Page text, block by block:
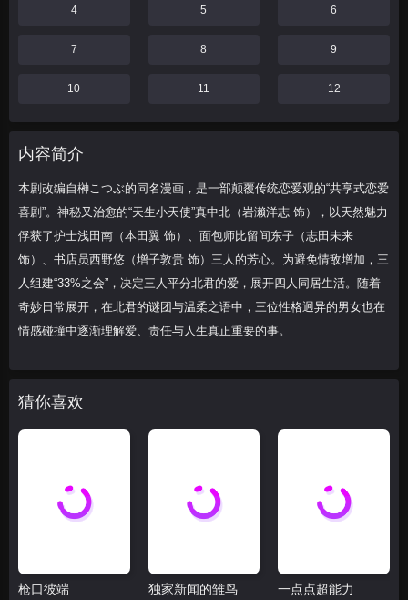
4 5 6
7 8 9
10 11 12
内容简介
本剧改编自榊こつぶ的同名漫画，是一部颠覆传统恋爱观的“共享式恋爱
喜剧”。神秘又治愈的“天生小天使”真中北（岩濑洋志 饰），以天然魅力
俘获了护士浅田南（本田翼 饰）、面包师比留间东子（志田未来
饰）、书店员西野悠（增子敦贵 饰）三人的芳心。为避免情敌增加，三
人组建“33%之会”，决定三人平分北君的爱，展开四人同居生活。随着
奇妙日常展开，在北君的谜团与温柔之语中，三位性格迥异的男女也在
情感碰撞中逐渐理解爱、责任与人生真正重要的事。
猜你喜欢
枪口彼端 独家新闻的雏鸟 一点点超能力